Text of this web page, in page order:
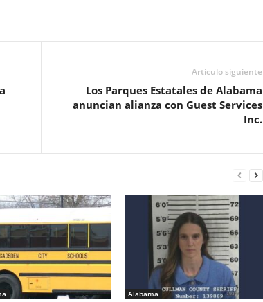
Artículo siguiente
Los Parques Estatales de Alabama
anuncian alianza con Guest Services
Inc.
Alabama